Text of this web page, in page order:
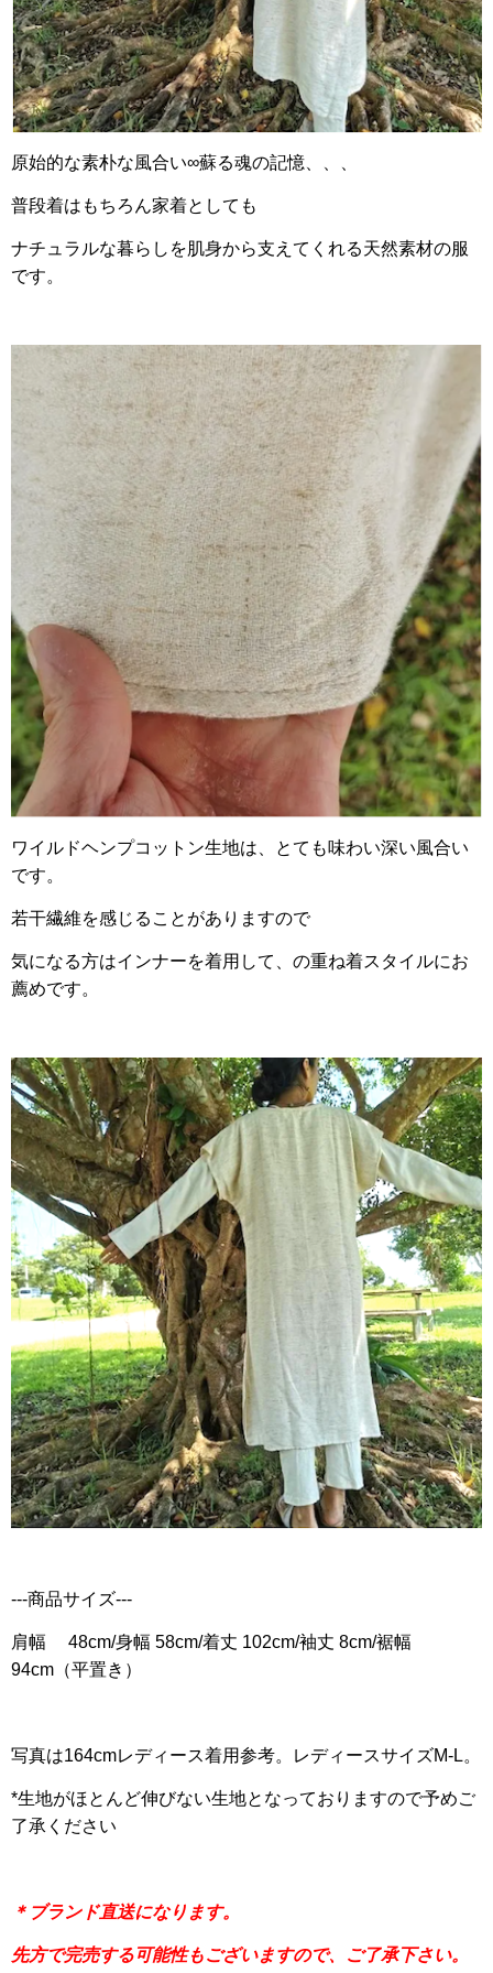
原始的な素朴な風合い∞蘇る魂の記憶、、、
普段着はもちろん家着としても
ナチュラルな暮らしを肌身から支えてくれる天然素材の服
です。
ワイルドヘンプコットン生地は、とても味わい深い風合い
です。
若干繊維を感じることがありますので
気になる方はインナーを着用して、の重ね着スタイルにお
薦めです。
---商品サイズ---
肩幅 48cm/身幅 58cm/着丈 102cm/袖丈 8cm/裾幅
94cm（平置き）
写真は164cmレディース着用参考。レディースサイズM-L。
*生地がほとんど伸びない生地となっておりますので予めご
了承ください
＊ブランド直送になります。
先方で完売する可能性もございますので、ご了承下さい。